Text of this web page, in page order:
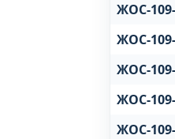
ЖОС-
ЖОС-
ЖОС-
ЖОС-
ЖОС-